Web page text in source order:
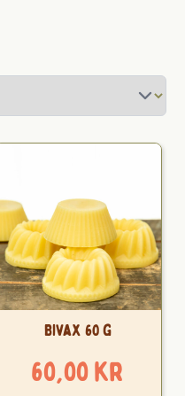
Bivax 60 g
60,00kr